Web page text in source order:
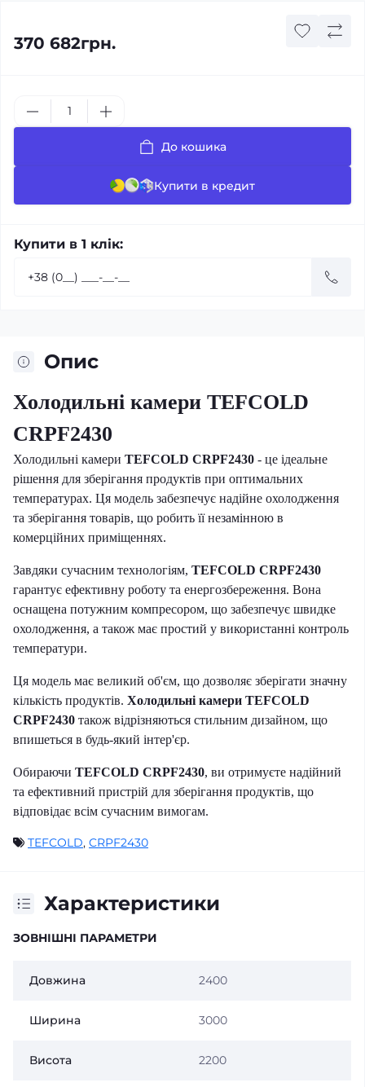
370 682грн.
До кошика
Купити в кредит
Купити в 1 клік:
Опис
Холодильні камери TEFCOLD
CRPF2430
Холодильні камери TEFCOLD CRPF2430 - це ідеальне
рішення для зберігання продуктів при оптимальних
температурах. Ця модель забезпечує надійне охолодження
та зберігання товарів, що робить її незамінною в
комерційних приміщеннях.
Завдяки сучасним технологіям, TEFCOLD CRPF2430
гарантує ефективну роботу та енергозбереження. Вона
оснащена потужним компресором, що забезпечує швидке
охолодження, а також має простий у використанні контроль
температури.
Ця модель має великий об'єм, що дозволяє зберігати значну
кількість продуктів. Холодильні камери TEFCOLD
CRPF2430 також відрізняються стильним дизайном, що
впишеться в будь-який інтер'єр.
Обираючи TEFCOLD CRPF2430, ви отримуєте надійний
та ефективний пристрій для зберігання продуктів, що
відповідає всім сучасним вимогам.
TEFCOLD, CRPF2430
Характеристики
ЗОВНІШНІ ПАРАМЕТРИ
Довжина 2400
Ширина 3000
Висота 2200